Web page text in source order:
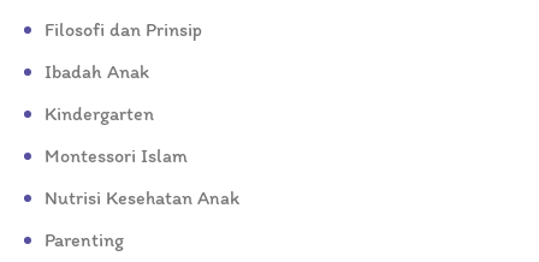
Filosofi dan Prinsip
Ibadah Anak
Kindergarten
Montessori Islam
Nutrisi Kesehatan Anak
Parenting